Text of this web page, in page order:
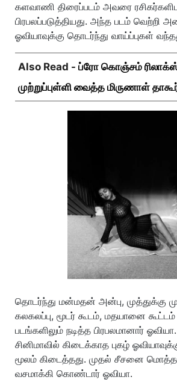
களவாணி திரைப்படம் அவரை
பிரபலப்படுத்தியது. அந்த படம் வெற்றி
ஓவியாவுக்கு தொடர்ந்து வாய்ப்புகள்
Also Read - ப்ரோ கொஞ்சம்
முற்றுப்புள்ளி வைத்த மிருணாள்
தொடர்ந்து மன்மதன் அன்பு, முத்துக்கு
கலகலப்பு, மூடர் கூடம், மதயானை
படங்களிலும் நடித்த பிரபலமானார்
சினிமாவில் கிடைக்காத புகழ்
மூலம் கிடைத்தது. முதல் சீசனை
வசமாக்கி கொண்டார் ஓவியா.